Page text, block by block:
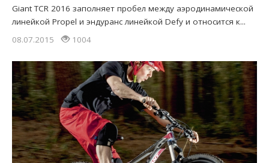
Giant TCR 2016 заполняет пробел между аэродинамической
линейкой Propel и эндуранс линейкой Defy и относится к...
08.07.2015
1004